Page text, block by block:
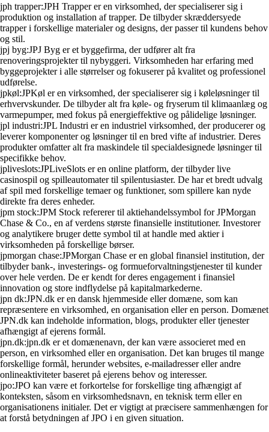
jph trapper:JPH Trapper er en virksomhed, der specialiserer sig i
produktion og installation af trapper. De tilbyder skræddersyede
trapper i forskellige materialer og designs, der passer til kundens behov
og stil.
jpj byg:JPJ Byg er et byggefirma, der udfører alt fra
renoveringsprojekter til nybyggeri. Virksomheden har erfaring med
byggeprojekter i alle størrelser og fokuserer på kvalitet og professionel
udførelse.
jpkøl:JPKøl er en virksomhed, der specialiserer sig i køleløsninger til
erhvervskunder. De tilbyder alt fra køle- og fryserum til klimaanlæg og
varmepumper, med fokus på energieffektive og pålidelige løsninger.
jpl industri:JPL Industri er en industriel virksomhed, der producerer og
leverer komponenter og løsninger til en bred vifte af industrier. Deres
produkter omfatter alt fra maskindele til specialdesignede løsninger til
specifikke behov.
jpliveslots:JPLiveSlots er en online platform, der tilbyder live
casinospil og spilleautomater til spilentusiaster. De har et bredt udvalg
af spil med forskellige temaer og funktioner, som spillere kan nyde
direkte fra deres enheder.
jpm stock:JPM Stock refererer til aktiehandelssymbol for JPMorgan
Chase & Co., en af verdens største finansielle institutioner. Investorer
og analytikere bruger dette symbol til at handle med aktier i
virksomheden på forskellige børser.
jpmorgan chase:JPMorgan Chase er en global finansiel institution, der
tilbyder bank-, investerings- og formueforvaltningstjenester til kunder
over hele verden. De er kendt for deres engagement i finansiel
innovation og store indflydelse på kapitalmarkederne.
jpn dk:JPN.dk er en dansk hjemmeside eller domæne, som kan
repræsentere en virksomhed, en organisation eller en person. Domænet
JPN.dk kan indeholde information, blogs, produkter eller tjenester
afhængigt af ejerens formål.
jpn.dk:jpn.dk er et domænenavn, der kan være associeret med en
person, en virksomhed eller en organisation. Det kan bruges til mange
forskellige formål, herunder websites, e-mailadresser eller andre
onlineaktiviteter baseret på ejerens behov og interesser.
jpo:JPO kan være et forkortelse for forskellige ting afhængigt af
konteksten, såsom en virksomhedsnavn, en teknisk term eller en
organisationens initialer. Det er vigtigt at præcisere sammenhængen for
at forstå betydningen af JPO i en given situation.